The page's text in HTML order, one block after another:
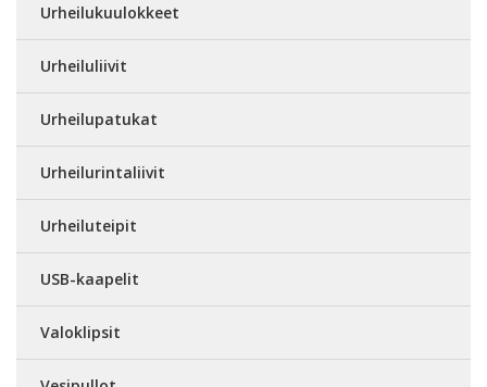
Urheilukuulokkeet
Urheiluliivit
Urheilupatukat
Urheilurintaliivit
Urheiluteipit
USB-kaapelit
Valoklipsit